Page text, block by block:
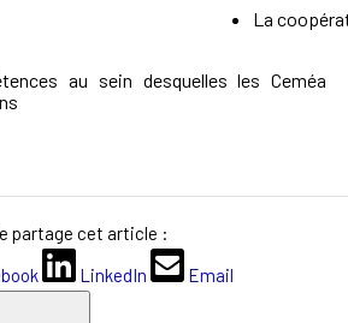
La
au sein desquelles les Ceméa
partage cet article :
LinkedIn Email